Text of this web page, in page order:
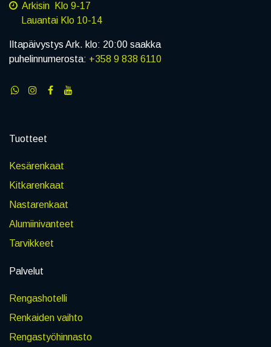
Arkisin Klo 9-17
Lauantai Klo 10-14
Iltapäivystys Ark. klo: 20:00 saakka
puhelinnumerosta: +358 9 838 6110
Tuotteet
Kesärenkaat
Kitkarenkaat
Nastarenkaat
Alumiinivanteet
Tarvikkeet
Palvelut
Rengashotelli
Renkaiden vaihto
Rengastyöhinnasto